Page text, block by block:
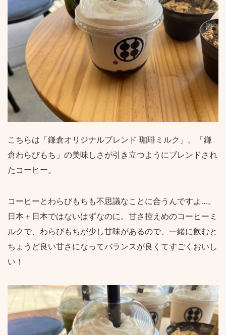
こちらは「鎌倉オリジナルブレンド 珈琲ミルク」。「鎌
倉わらびもち」の美味しさが引き立つようにブレンドされ
たコーヒー。
コーヒーとわらびもちも不思議なことに合うんですよ…。
日本＋日本ではないはずなのに。甘さ控えめのコーヒーミ
ルクで、わらびもちが少し甘味があるので、一緒に飲むと
ちょうど良い甘さになってバランスが良くてすごくおいし
い！